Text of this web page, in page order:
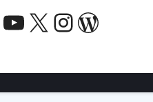
YouTube X InstagramWordPress